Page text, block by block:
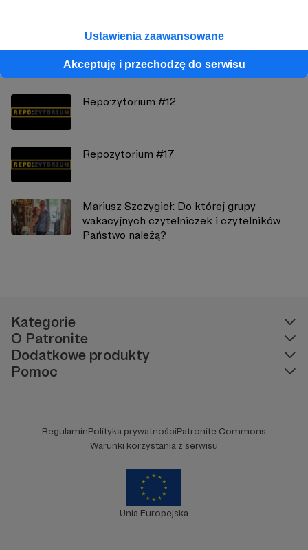
Ustawienia zaawansowane
Akceptuję i przechodzę do serwisu
Zobacz również
Repo:zytorium #12
Repozytorium #17
Mariusz Szczygieł: Do której grupy
wakacyjnych czytelniczek i czytelników
Państwo należą?
Kategorie
O Patronite
Dodatkowe produkty
Pomoc
RegulaminPolityka prywatnościPatronite Commons
Warunki korzystania z serwisu
Unia Europejska